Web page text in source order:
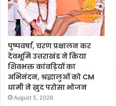
पुष्पवर्षा, चरण प्रक्षालन कर
देवभूमि उत्तराखंड ने किया
शिवभक्त कांवड़ियों का
अभिनंदन, श्रद्धालुओं को CM
धामी ने ख़ुद परोसा भोजन
August 5, 2026